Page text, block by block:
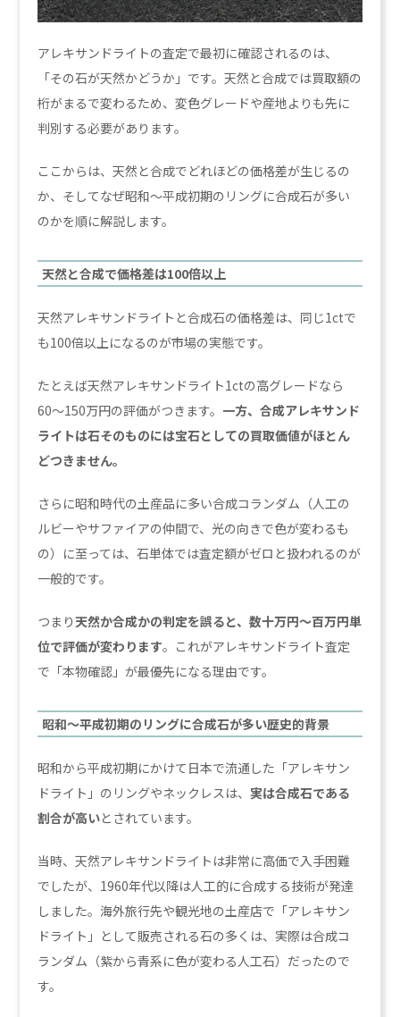
アレキサンドライトの査定で最初に確認されるのは、
「その石が天然かどうか」です。天然と合成では買取額の
桁がまるで変わるため、変色グレードや産地よりも先に
判別する必要があります。
ここからは、天然と合成でどれほどの価格差が生じるの
か、そしてなぜ昭和〜平成初期のリングに合成石が多い
のかを順に解説します。
天然と合成で価格差は100倍以上
天然アレキサンドライトと合成石の価格差は、同じ1ctで
も100倍以上になるのが市場の実態です。
たとえば天然アレキサンドライト1ctの高グレードなら
60〜150万円の評価がつきます。 一方、合成アレキサンド
ライトは石そのものには宝石としての買取価値がほとん
どつきません。
さらに昭和時代の土産品に多い合成コランダム（人工の
ルビーやサファイアの仲間で、光の向きで色が変わるも
の）に至っては、石単体では査定額がゼロと扱われるのが
一般的です。
つまり天然か合成かの判定を誤ると、数十万円〜百万円単
位で評価が変わります。これがアレキサンドライト査定
で「本物確認」が最優先になる理由です。
昭和〜平成初期のリングに合成石が多い歴史的背景
昭和から平成初期にかけて日本で流通した「アレキサン
ドライト」のリングやネックレスは、 実は合成石である
割合が高いとされています。
当時、天然アレキサンドライトは非常に高価で入手困難
でしたが、1960年代以降は人工的に合成する技術が発達
しました。海外旅行先や観光地の土産店で「アレキサン
ドライト」として販売される石の多くは、実際は合成コ
ランダム（紫から青系に色が変わる人工石）だったので
す。